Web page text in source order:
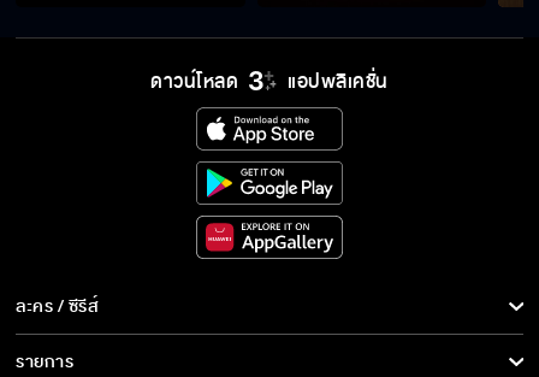
ดาวน์โหลด แอปพลิเคชั่น
ละคร / ซีรีส์
ละคร/ซีรีส์
รายการ